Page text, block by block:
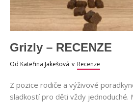
Grizly – RECENZE
Od Kateřina Jakešová v Recenze
Z pozice rodiče a výživové
sladkostí pro děti vždy jednoduché.